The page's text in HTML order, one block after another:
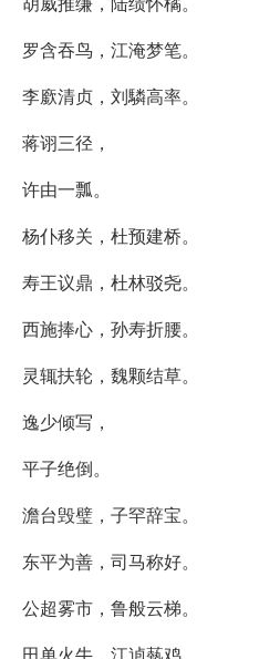
罗含吞鸟，江淹梦笔。
李廞清贞，刘驎高率。
蒋诩三径，
许由一瓢。
杨仆移关，杜预建桥。
寿王议鼎，杜林驳尧。
西施捧心，孙寿折腰。
灵辄扶轮，魏颗结草。
逸少倾写，
平子绝倒。
澹台毁璧，子罕辞宝。
东平为善，司马称好。
公超雾市，鲁般云梯。
田单火牛，江逌爇鸡。